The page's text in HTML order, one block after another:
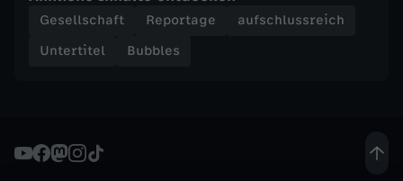
r
r
Gesellschaft Reportage
aufschlussreich
Untertitel
Bubbles